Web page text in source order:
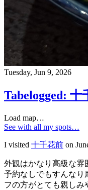
Tuesday, Jun 9, 2026
Tabelogged: 十
Load map…
See with all my spots…
I visited 十千花前 on
外観はかなり高級な雰
予約なしでもすんなり
フの方がとても親しみ